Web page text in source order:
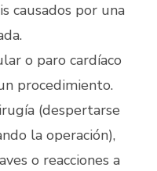
causados por una
o paro cardíaco
procedimiento.
(despertarse
la operación),
o reacciones a